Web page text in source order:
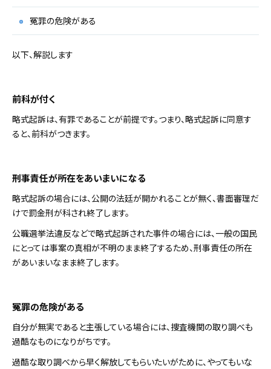
冤罪の危険がある
以下、解説します
前科が付く
略式起訴は、有罪であることが前提です。つまり、略式起訴に同意す
ると、前科がつきます。
刑事責任が所在をあいまいになる
略式起訴の場合には、公開の法廷が開かれることが無く、書面審理だ
けで罰金刑が科され終了します。
公職選挙法違反などで略式起訴された事件の場合には、一般の国民
にとっては事案の真相が不明のまま終了するため、刑事責任の所在
があいまいなまま終了します。
冤罪の危険がある
自分が無実であると主張している場合には、捜査機関の取り調べも
過酷なものになりがちです。
過酷な取り調べから早く解放してもらいたいがために、やってもいな